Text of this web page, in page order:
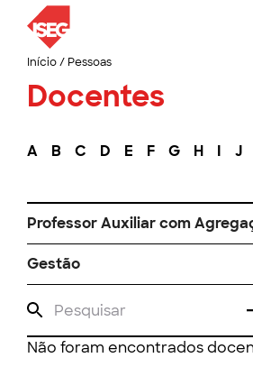
Início/ Pessoas
Docentes
A B C D E F G H I J
Professor Auxiliar com
Gestão
Não foram encontrados